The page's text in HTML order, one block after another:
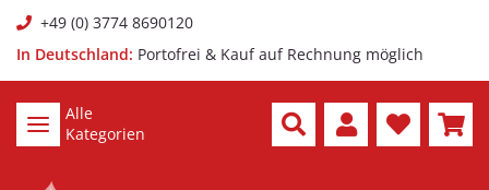
+49 (0) 3774 8690120
In Deutschland: Portofrei & Kauf auf Rechnung möglich
Alle
Kategorien